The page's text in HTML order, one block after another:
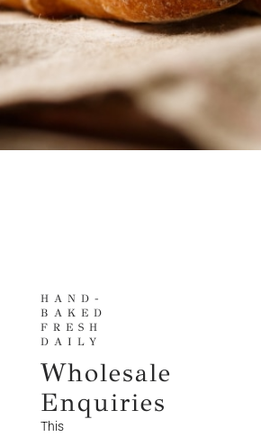
HAND-
BAKED
FRESH
DAILY
Wholesale
Enquiries
This